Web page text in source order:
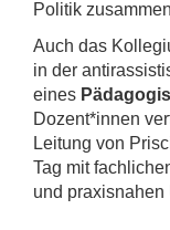
Politik
Auch das
in der
eines
Dozent*innen
Leitung von
Tag mit
und praxisnahen